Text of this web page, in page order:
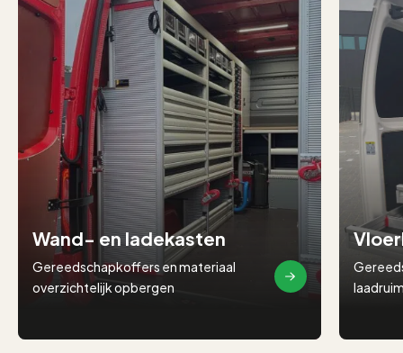
Wand- en ladekasten
Gereedschapkoffers en materiaal
overzichtelijk opbergen